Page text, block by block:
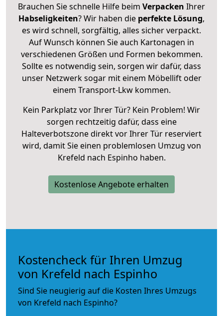
Brauchen Sie schnelle Hilfe beim Verpacken Ihrer
Habseligkeiten? Wir haben die perfekte Lösung,
es wird schnell, sorgfältig, alles sicher verpackt.
Auf Wunsch können Sie auch Kartonagen in
verschiedenen Größen und Formen bekommen.
Sollte es notwendig sein, sorgen wir dafür, dass
unser Netzwerk sogar mit einem Möbellift oder
einem Transport-Lkw kommen.
Kein Parkplatz vor Ihrer Tür? Kein Problem! Wir
sorgen rechtzeitig dafür, dass eine
Halteverbotszone direkt vor Ihrer Tür reserviert
wird, damit Sie einen problemlosen Umzug von
Krefeld nach Espinho haben.
Kostenlose Angebote erhalten
Kostencheck für Ihren Umzug
von Krefeld nach Espinho
Sind Sie neugierig auf die Kosten Ihres Umzugs
von Krefeld nach Espinho?